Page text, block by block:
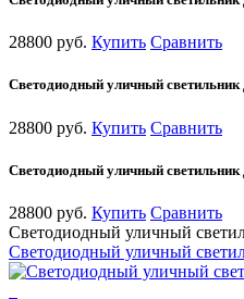
28800 руб. Купить Сравнить
Светодиодный уличный
28800 руб. Купить Сравнить
Светодиодный уличный
28800 руб. Купить Сравнить
Светодиодный уличный
Светодиодный уличный